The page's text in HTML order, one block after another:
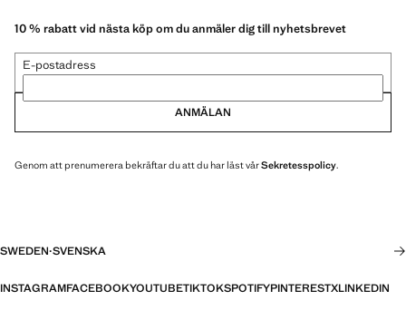
10 % rabatt vid nästa köp om du anmäler dig till nyhetsbrevet
E-postadress
ANMÄLAN
Genom att prenumerera bekräftar du att du har läst vårSekretesspolicy.
SWEDEN·SVENSKA
INSTAGRAMFACEBOOKYOUTUBETIKTOKSPOTIFYPINTERESTXLINKEDIN